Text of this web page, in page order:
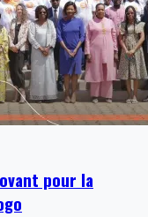
pour la